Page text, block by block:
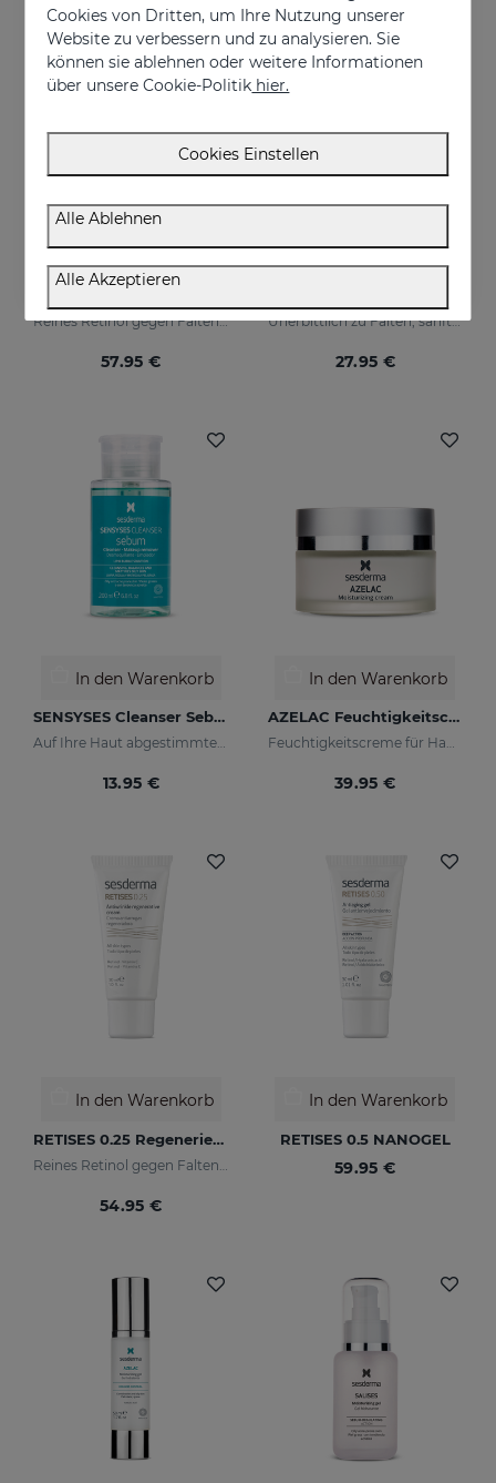
Reines Retinol gegen Falten und Flecken
57.95 €
Unerbittlich zu Falten, sanft zu Ihrer Haut
27.95 €
In den Warenkorb
SENSYSES Cleanser Sebum
Auf Ihre Haut abgestimmte Gesichtsreinigung
13.95 €
In den Warenkorb
AZELAC Feuchtigkeitscreme
Feuchtigkeitscreme für Haut mit Rötungen
39.95 €
In den Warenkorb
RETISES 0.25 Regenerierende Anti-Falten-Creme
54.95 €
In den Warenkorb
RETISES 0.5 NANOGEL
59.95 €
Cookies von Dritten, um Ihre Nutzung unserer
Website zu verbessern und zu analysieren. Sie
können sie ablehnen oder weitere Informationen
über unsere Cookie-Politik hier.
Cookies Einstellen
Alle Ablehnen
Alle Akzeptieren